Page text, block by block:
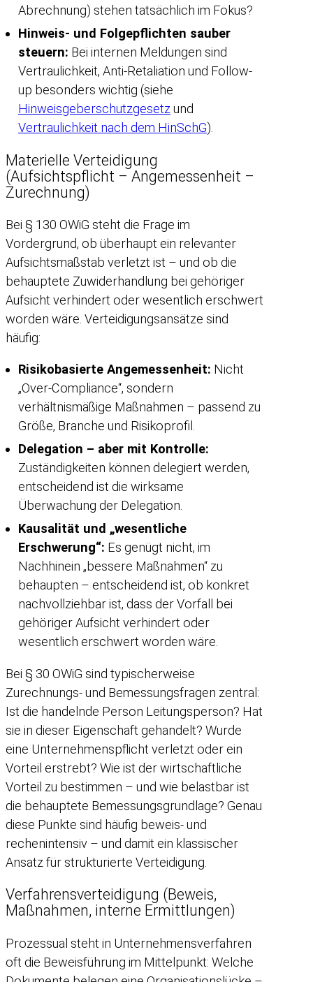
Abrechnung) stehen tatsächlich im Fokus?
Hinweis- und Folgepflichten sauber
steuern: Bei internen Meldungen sind
Vertraulichkeit, Anti-Retaliation und Follow-
up besonders wichtig (siehe
Hinweisgeberschutzgesetz und
Vertraulichkeit nach dem HinSchG).
Materielle Verteidigung
(Aufsichtspflicht – Angemessenheit –
Zurechnung)
Bei § 130 OWiG steht die Frage im
Vordergrund, ob überhaupt ein relevanter
Aufsichtsmaßstab verletzt ist – und ob die
behauptete Zuwiderhandlung bei gehöriger
Aufsicht verhindert oder wesentlich erschwert
worden wäre. Verteidigungsansätze sind
häufig:
Risikobasierte Angemessenheit: Nicht
„Over-Compliance“, sondern
verhältnismäßige Maßnahmen – passend zu
Größe, Branche und Risikoprofil.
Delegation – aber mit Kontrolle:
Zuständigkeiten können delegiert werden,
entscheidend ist die wirksame
Überwachung der Delegation.
Kausalität und „wesentliche
Erschwerung“: Es genügt nicht, im
Nachhinein „bessere Maßnahmen“ zu
behaupten – entscheidend ist, ob konkret
nachvollziehbar ist, dass der Vorfall bei
gehöriger Aufsicht verhindert oder
wesentlich erschwert worden wäre.
Bei § 30 OWiG sind typischerweise
Zurechnungs- und Bemessungsfragen zentral:
Ist die handelnde Person Leitungsperson? Hat
sie in dieser Eigenschaft gehandelt? Wurde
eine Unternehmenspflicht verletzt oder ein
Vorteil erstrebt? Wie ist der wirtschaftliche
Vorteil zu bestimmen – und wie belastbar ist
die behauptete Bemessungsgrundlage? Genau
diese Punkte sind häufig beweis- und
rechenintensiv – und damit ein klassischer
Ansatz für strukturierte Verteidigung.
Verfahrensverteidigung (Beweis,
Maßnahmen, interne Ermittlungen)
Prozessual steht in Unternehmensverfahren
oft die Beweisführung im Mittelpunkt: Welche